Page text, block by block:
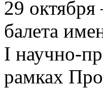
29
балета
I научно-
рамках